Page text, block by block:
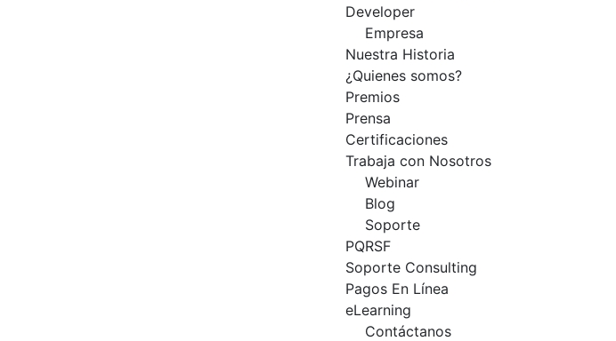
Developer
Empresa
Nuestra Historia
¿Quienes somos?
Premios
Prensa
Certificaciones
Trabaja con Nosotros
Webinar
Blog
Soporte
PQRSF
Soporte Consulting
Pagos En Línea
eLearning
Contáctanos